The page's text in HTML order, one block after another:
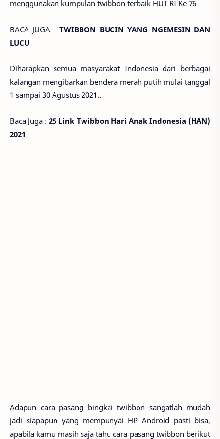
menggunakan kumpulan twibbon terbaik HUT RI Ke 76
BACA JUGA :TWIBBON BUCIN YANG NGEMESIN DAN
LUCU
Diharapkan semua masyarakat Indonesia dari berbagai
kalangan mengibarkan bendera merah putih mulai tanggal
1 sampai 30 Agustus 2021..
Baca Juga :25 Link Twibbon Hari Anak Indonesia (HAN)
2021
Adapun cara pasang bingkai twibbon sangatlah mudah
jadi siapapun yang mempunyai HP Android pasti bisa,
apabila kamu masih saja tahu cara pasang twibbon berikut